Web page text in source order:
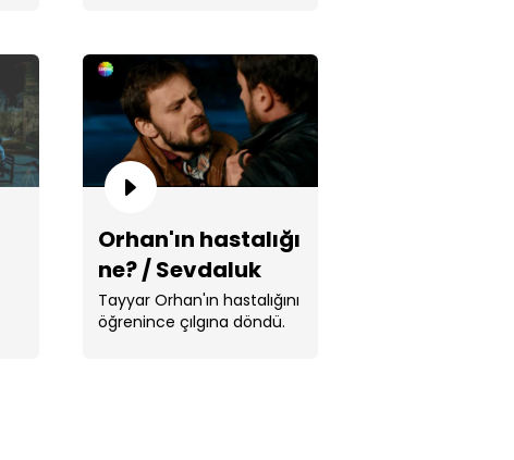
İhsan, Adalet'i çileden
Orhan'ın hastalığı
ne? / Sevdaluk
Tayyar Orhan'ın hastalığını
öğrenince çılgına döndü.